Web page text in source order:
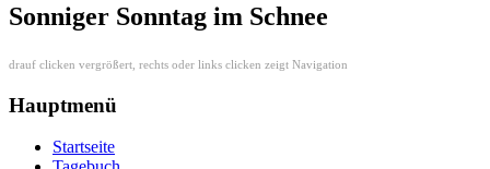
Sonniger Sonntag im Schnee
drauf clicken vergrößert, rechts oder links clicken zeigt Navigation
Hauptmenü
Startseite